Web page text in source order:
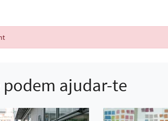
podem ajudar-te